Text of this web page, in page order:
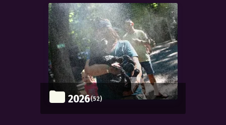
2026(52)